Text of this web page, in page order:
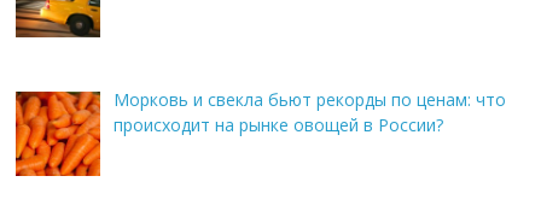
Морковь и свекла бьют рекорды по ценам: что
происходит на рынке овощей в России?